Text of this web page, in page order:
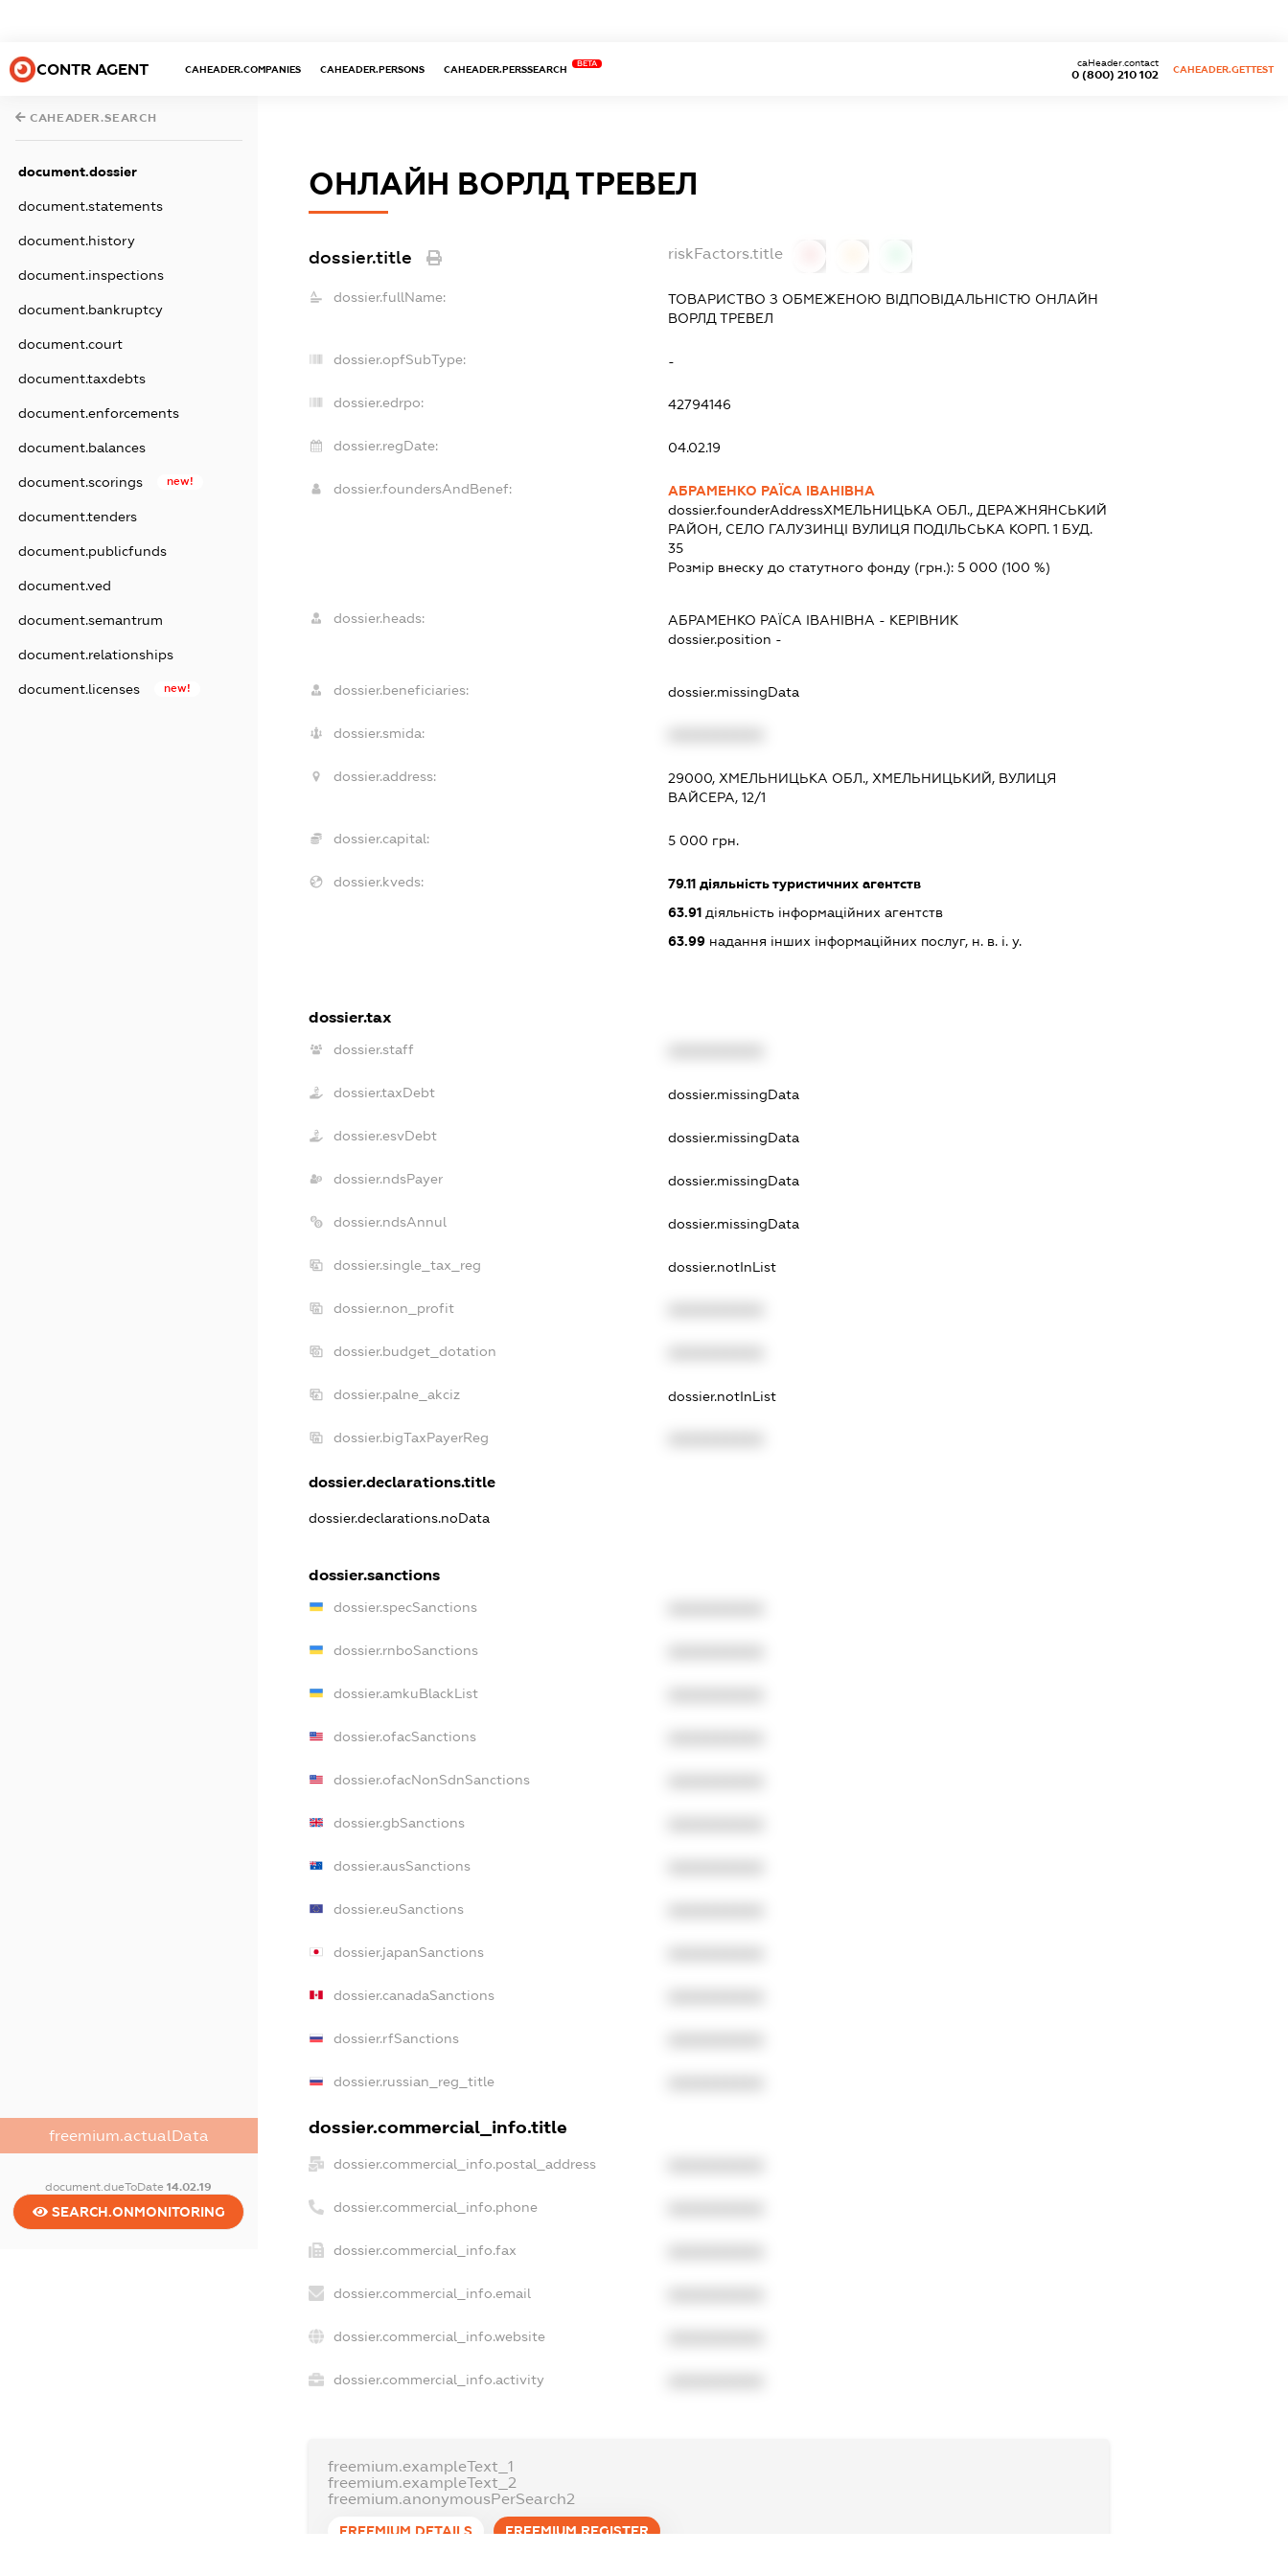
CONTR AGENT CAHEADER.COMPANIES CAHEADER.PERSONS CAHEADER.PERSSEARCH
BETA
0 (800) 210 102
caHeader.contact
CAHEADER.GETTEST
CAHEADER.SEARCH
document.dossier
document.statements
document.history
document.inspections
document.bankruptcy
document.court
document.taxdebts
document.enforcements
document.balances
document.scorings new!
document.tenders
document.publicfunds
document.ved
document.semantrum
document.relationships
document.licenses new!
freemium.actualData
document.dueToDate14.02.19
SEARCH.ONMONITORING
ОНЛАЙН ВОРЛД ТРЕВЕЛ
dossier.title riskFactors.title
dossier.fullName: ТОВАРИСТВО З ОБМЕЖЕНОЮ ВІДПОВІДАЛЬНІСТЮ ОНЛАЙН
ВОРЛД ТРЕВЕЛ
dossier.opfSubType: -
dossier.edrpo: 42794146
dossier.regDate: 04.02.19
dossier.foundersAndBenef:
АБРАМЕНКО РАЇСА ІВАНІВНА
dossier.founderAddressХМЕЛЬНИЦЬКА ОБЛ., ДЕРАЖНЯНСЬКИЙ
РАЙОН, СЕЛО ГАЛУЗИНЦІ ВУЛИЦЯ ПОДІЛЬСЬКА КОРП. 1 БУД.
35
Розмір внеску до статутного фонду (грн.):5 000 (100 %)
dossier.heads: АБРАМЕНКО РАЇСА ІВАНІВНА - КЕРІВНИК
dossier.position -
dossier.beneficiaries: dossier.missingData
dossier.smida:
dossier.address:
29000, ХМЕЛЬНИЦЬКА ОБЛ., ХМЕЛЬНИЦЬКИЙ, ВУЛИЦЯ
ВАЙСЕРА, 12/1
dossier.capital: 5 000 грн.
dossier.kveds: 79.11 діяльність туристичних агентств
63.91 діяльність інформаційних агентств
63.99 надання інших інформаційних послуг, н. в. і. у.
dossier.tax
dossier.staff
dossier.taxDebt dossier.missingData
dossier.esvDebt dossier.missingData
dossier.ndsPayer dossier.missingData
dossier.ndsAnnul dossier.missingData
dossier.single_tax_reg dossier.notInList
dossier.non_profit
dossier.budget_dotation
dossier.palne_akciz dossier.notInList
dossier.bigTaxPayerReg
dossier.declarations.title
dossier.declarations.noData
dossier.sanctions
dossier.specSanctions
dossier.rnboSanctions
dossier.amkuBlackList
dossier.ofacSanctions
dossier.ofacNonSdnSanctions
dossier.gbSanctions
dossier.ausSanctions
dossier.euSanctions
dossier.japanSanctions
dossier.canadaSanctions
dossier.rfSanctions
dossier.russian_reg_title
dossier.commercial_info.title
dossier.commercial_info.postal_address
dossier.commercial_info.phone
dossier.commercial_info.fax
dossier.commercial_info.email
dossier.commercial_info.website
dossier.commercial_info.activity
freemium.exampleText_1
freemium.exampleText_2
freemium.anonymousPerSearch2
FREEMIUM.DETAILS FREEMIUM.REGISTER